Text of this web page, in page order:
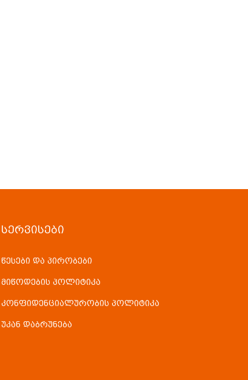
ᲡᲔᲠᲕᲘᲡᲔᲑᲘ
წესები და პირობები
მიწოდების პოლიტიკა
კონფიდენციალურობის პოლიტიკა
უკან დაბრუნება